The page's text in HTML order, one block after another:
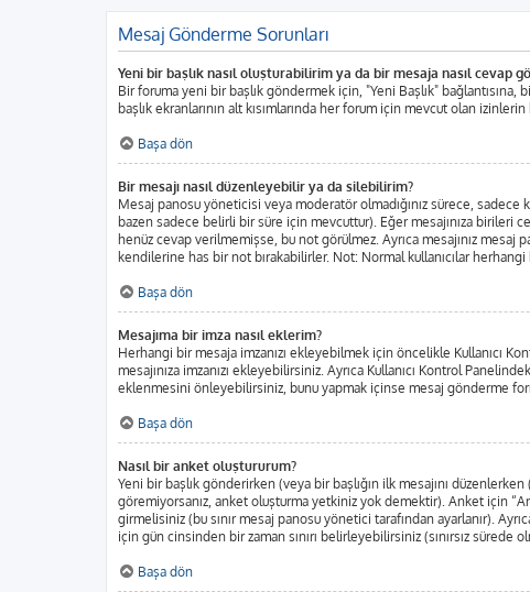
Mesaj Gönderme Sorunları
Yeni bir başlık nasıl oluşturabilirim ya da bir mesaja nasıl cevap
Bir foruma yeni bir başlık göndermek için, "Yeni Başlık"
başlık ekranlarının alt kısımlarında her forum için mevcut olan
Başa dön
Bir mesajı nasıl düzenleyebilir ya da silebilirim?
Mesaj panosu yöneticisi veya moderatör olmadığınız sürece,
bazen sadece belirli bir süre için mevcuttur). Eğer mesajınıza birileri
henüz cevap verilmemişse, bu not görülmez. Ayrıca mesajınız
kendilerine has bir not bırakabilirler. Not: Normal kullanıcılar
Başa dön
Mesajıma bir imza nasıl eklerim?
Herhangi bir mesaja imzanızı ekleyebilmek için öncelikle Kullanıcı
mesajınıza imzanızı ekleyebilirsiniz. Ayrıca Kullanıcı Kontrol
eklenmesini önleyebilirsiniz, bunu yapmak içinse mesaj gönderme
Başa dön
Nasıl bir anket oluştururum?
Yeni bir başlık gönderirken (veya bir başlığın ilk mesajını
göremiyorsanız, anket oluşturma yetkiniz yok demektir). Anket için
girmelisiniz (bu sınır mesaj panosu yönetici tarafından ayarlanır).
için gün cinsinden bir zaman sınırı belirleyebilirsiniz (sınırsız
Başa dön